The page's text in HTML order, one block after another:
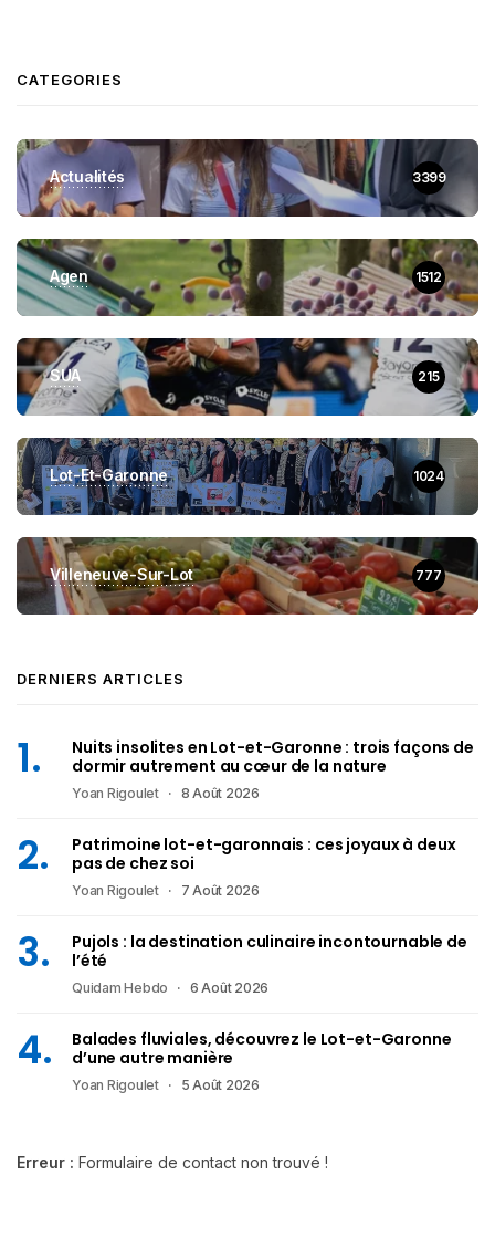
CATEGORIES
Actualités 3399
Agen 1512
SUA 215
Lot-Et-Garonne 1024
Villeneuve-Sur-Lot 777
DERNIERS ARTICLES
Nuits insolites en Lot-et-Garonne : trois façons de
dormir autrement au cœur de la nature
Yoan Rigoulet 8 Août 2026
Patrimoine lot-et-garonnais : ces joyaux à deux
pas de chez soi
Yoan Rigoulet 7 Août 2026
Pujols : la destination culinaire incontournable de
l’été
Quidam Hebdo 6 Août 2026
Balades fluviales, découvrez le Lot-et-Garonne
d’une autre manière
Yoan Rigoulet 5 Août 2026
Erreur : Formulaire de contact non trouvé !